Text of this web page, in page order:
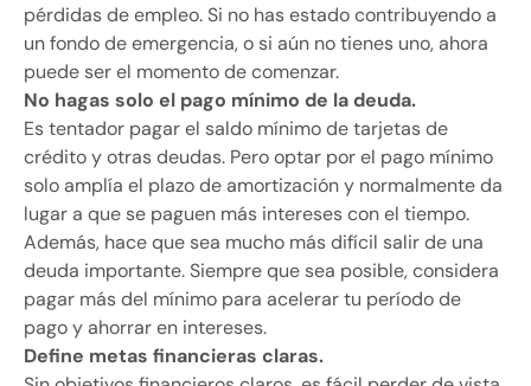
pérdidas de empleo. Si no has estado contribuyendo a
un fondo de emergencia, o si aún no tienes uno, ahora
puede ser el momento de comenzar.
No hagas solo el pago mínimo de la deuda.
Es tentador pagar el saldo mínimo de tarjetas de
crédito y otras deudas. Pero optar por el pago mínimo
solo amplía el plazo de amortización y normalmente da
lugar a que se paguen más intereses con el tiempo.
Además, hace que sea mucho más difícil salir de una
deuda importante. Siempre que sea posible, considera
pagar más del mínimo para acelerar tu período de
pago y ahorrar en intereses.
Define metas financieras claras.